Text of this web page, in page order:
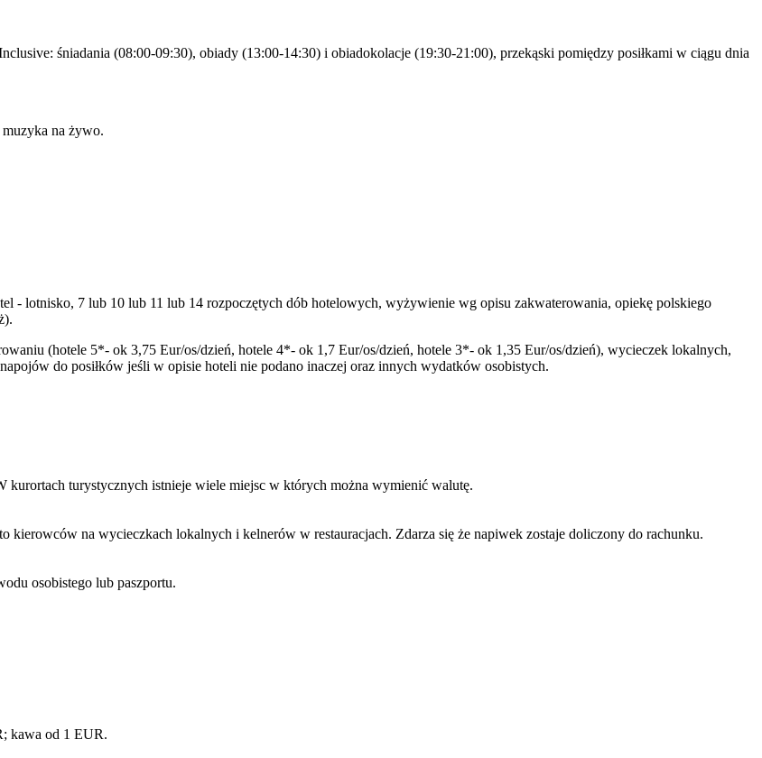
śniadania (08:00-09:30), obiady (13:00-14:30) i obiadokolacje (19:30-21:00), przekąski pomiędzy posiłkami w ciągu dnia
na żywo.
- lotnisko, 7 lub 10 lub 11 lub 14 rozpoczętych dób hotelowych, wyżywienie wg opisu zakwaterowania, opiekę polskiego
(hotele 5*- ok 3,75 Eur/os/dzień, hotele 4*- ok 1,7 Eur/os/dzień, hotele 3*- ok 1,35 Eur/os/dzień), wycieczek lokalnych,
do posiłków jeśli w opisie hoteli nie podano inaczej oraz innych wydatków osobistych.
turystycznych istnieje wiele miejsc w których można wymienić walutę.
kierowców na wycieczkach lokalnych i kelnerów w restauracjach. Zdarza się że napiwek zostaje doliczony do rachunku.
osobistego lub paszportu.
kawa od 1 EUR.